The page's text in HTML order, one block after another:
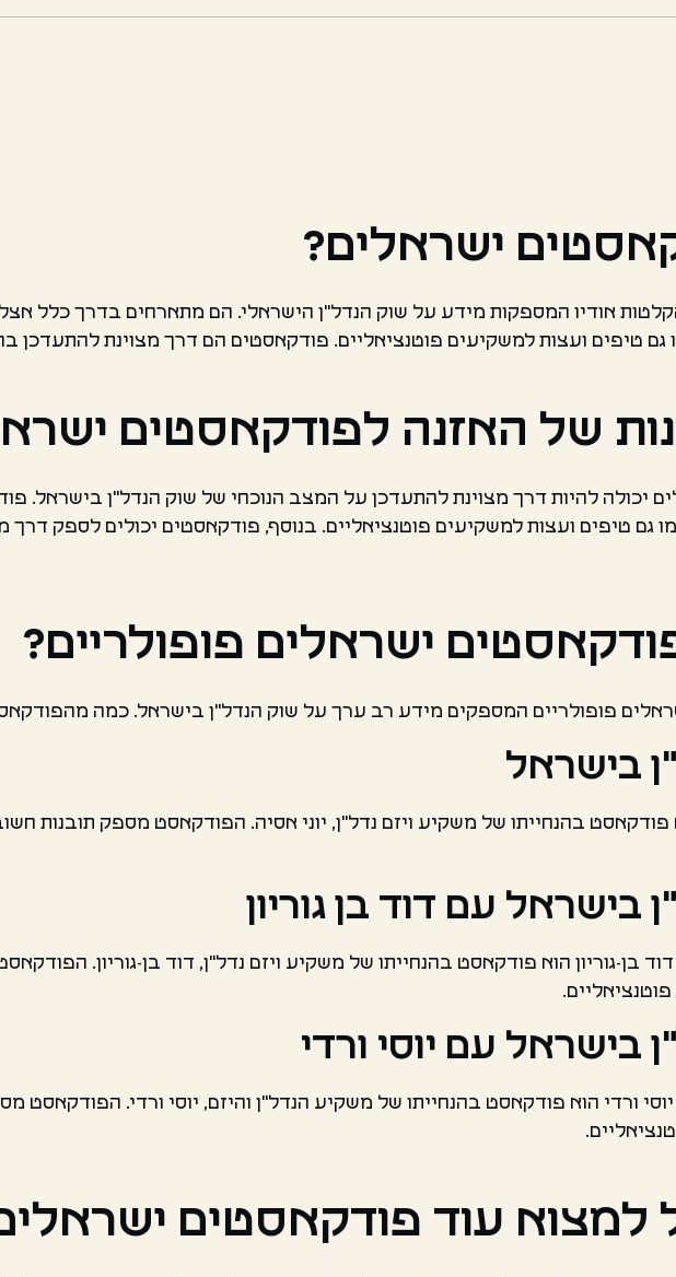
ישראלים?
אודיו המספקות מידע על שוק הנדל"ן הישראלי. הם מתארחים בדרך כלל
טיפים ועצות למשקיעים פוטנציאליים. פודקאסטים הם דרך מצוינת להתעדכן
של האזנה לפודקאסטים
יכולה להיות דרך מצוינת להתעדכן על המצב הנוכחי של שוק הנדל"ן בישראל.
גם טיפים ועצות למשקיעים פוטנציאליים. בנוסף, פודקאסטים יכולים לספק
ישראלים פופולריים?
פופולריים המספקים מידע רב ערך על שוק הנדל"ן בישראל. כמה
בישראל
בהנחייתו של משקיע ויזם נדל"ן, יוני אסיה. הפודקאסט מספק תובנות
בישראל עם דוד בן גוריון
בן-גוריון הוא פודקאסט בהנחייתו של משקיע ויזם נדל"ן, דוד בן-גוריון.
בישראל עם יוסי ורדי
ורדי הוא פודקאסט בהנחייתו של משקיע הנדל"ן והיזם, יוסי ורדי. הפודקאסט
למצוא עוד פודקאסטים